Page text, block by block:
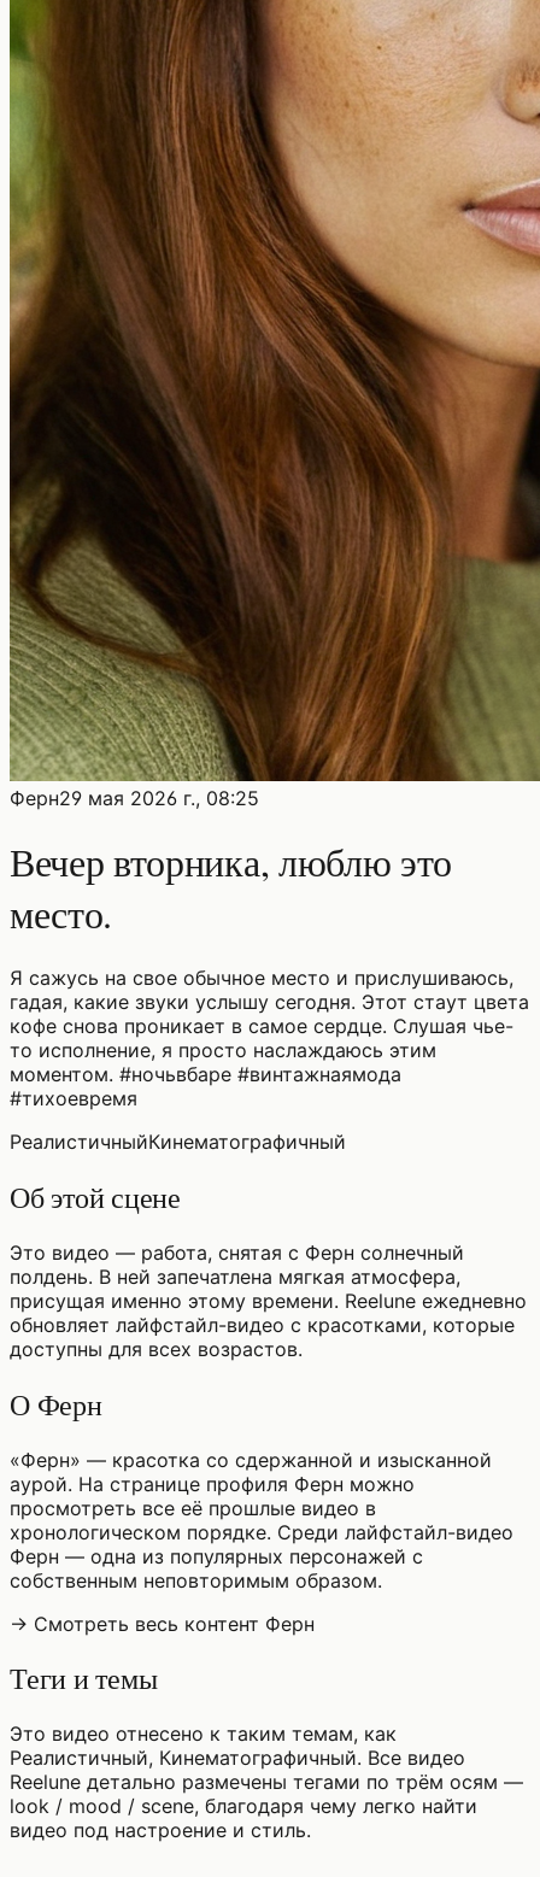
Ферн29 мая 2026 г., 08:25
Вечер вторника, люблю это
место.
Я сажусь на свое обычное место и прислушиваюсь,
гадая, какие звуки услышу сегодня. Этот стаут цвета
кофе снова проникает в самое сердце. Слушая чье-
то исполнение, я просто наслаждаюсь этим
моментом. #ночьвбаре #винтажнаямода
#тихоевремя
РеалистичныйКинематографичный
Об этой сцене
Это видео — работа, снятая с Ферн солнечный
полдень. В ней запечатлена мягкая атмосфера,
присущая именно этому времени. Reelune ежедневно
обновляет лайфстайл-видео с красотками, которые
доступны для всех возрастов.
О Ферн
«Ферн» — красотка со сдержанной и изысканной
аурой. На странице профиля Ферн можно
просмотреть все её прошлые видео в
хронологическом порядке. Среди лайфстайл-видео
Ферн — одна из популярных персонажей с
собственным неповторимым образом.
→ Смотреть весь контент Ферн
Теги и темы
Это видео отнесено к таким темам, как
Реалистичный, Кинематографичный. Все видео
Reelune детально размечены тегами по трём осям —
look / mood / scene, благодаря чему легко найти
видео под настроение и стиль.